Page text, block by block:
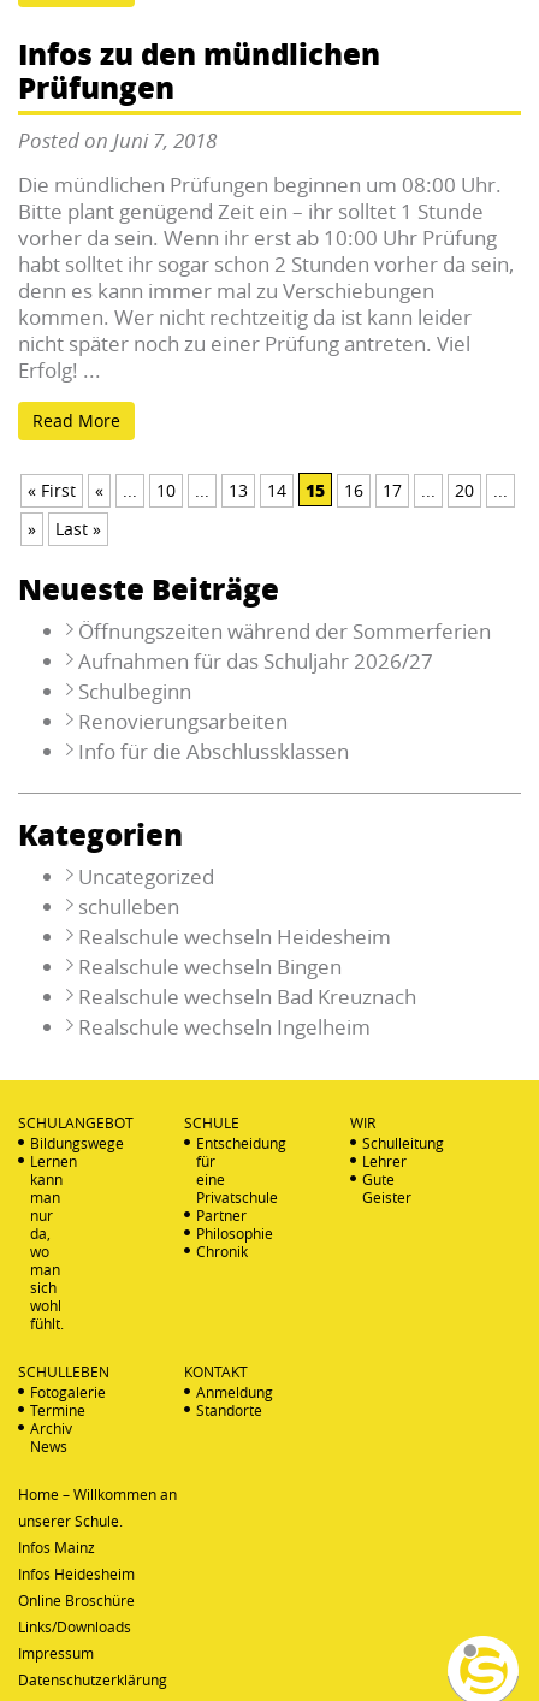
Infos zu den mündlichen
Prüfungen
Posted on Juni 7, 2018
Die mündlichen Prüfungen beginnen um 08:00 Uhr.
Bitte plant genügend Zeit ein – ihr solltet 1 Stunde
vorher da sein. Wenn ihr erst ab 10:00 Uhr Prüfung
habt solltet ihr sogar schon 2 Stunden vorher da sein,
denn es kann immer mal zu Verschiebungen
kommen. Wer nicht rechtzeitig da ist kann leider
nicht später noch zu einer Prüfung antreten. Viel
Erfolg! ...
Read More
« First « ... 10 ... 13 14 15 16 17 ... 20
...
»
Last »
Neueste Beiträge
Öffnungszeiten während der Sommerferien
Aufnahmen für das Schuljahr 2026/27
Schulbeginn
Renovierungsarbeiten
Info für die Abschlussklassen
Kategorien
Uncategorized
schulleben
Realschule wechseln Heidesheim
Realschule wechseln Bingen
Realschule wechseln Bad Kreuznach
Realschule wechseln Ingelheim
SCHULANGEBOT
Bildungswege
Lernen
kann
man
nur
da,
wo
man
sich
wohl
fühlt.
SCHULE
Entscheidung
für
eine
Privatschule
Partner
Philosophie
Chronik
WIR
Schulleitung
Lehrer
Gute
Geister
SCHULLEBEN
Fotogalerie
Termine
Archiv
News
KONTAKT
Anmeldung
Standorte
Home – Willkommen an
unserer Schule.
Infos Mainz
Infos Heidesheim
Online Broschüre
Links/Downloads
Impressum
Datenschutzerklärung